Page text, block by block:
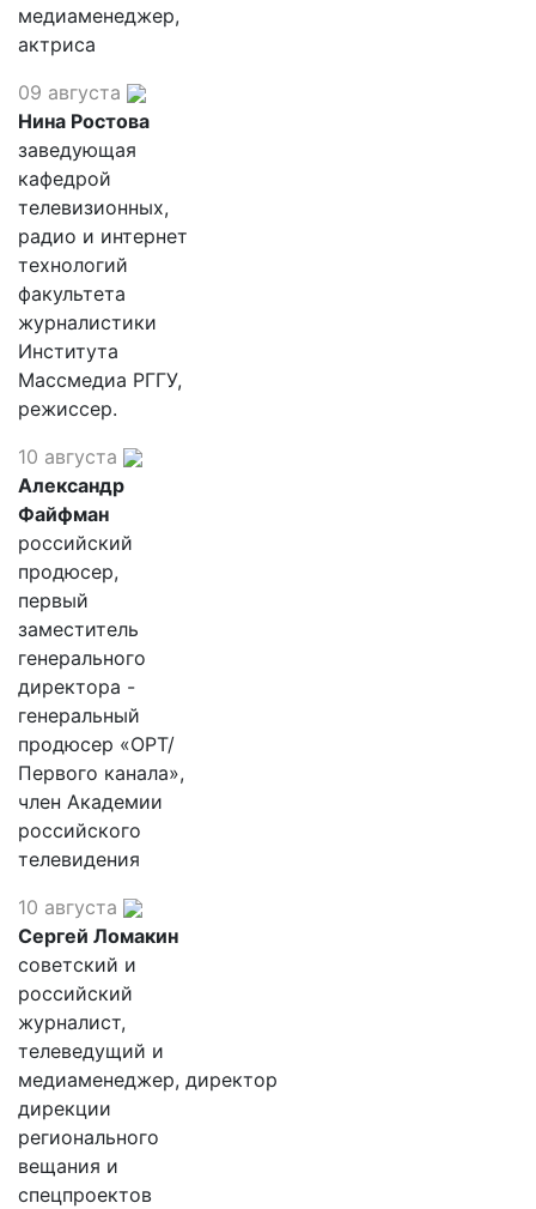
медиаменеджер,
актриса
09 августа
Нина Ростова
заведующая
кафедрой
телевизионных,
радио и интернет
технологий
факультета
журналистики
Института
Массмедиа РГГУ,
режиссер.
10 августа
Александр
Файфман
российский
продюсер,
первый
заместитель
генерального
директора -
генеральный
продюсер «ОРТ/
Первого канала»,
член Академии
российского
телевидения
10 августа
Сергей Ломакин
советский и
российский
журналист,
телеведущий и
медиаменеджер, директор
дирекции
регионального
вещания и
спецпроектов